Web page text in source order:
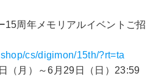
15周年メモリアルイベントご招
cs/digimon/15th/?rt=ta
月）～6月29日（日）23:59